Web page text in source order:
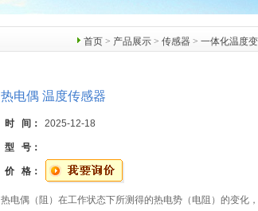
首页 > 产品展示 > 传感器 > 一体化温度
热电偶 温度传感器
时 间： 2025-12-18
型 号：
价 格：
热电偶（阻）在工作状态下所测得的热电势（电阻）的变化